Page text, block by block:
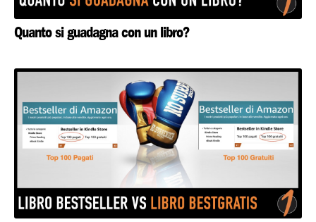
Quanto si guadagna con un libro?